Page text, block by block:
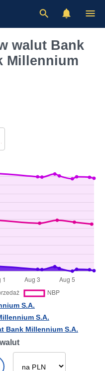
walut Bank
Millennium
S.A.
S.A.
Bank Millennium S.A.